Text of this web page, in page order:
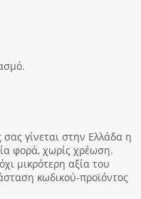
γίνεται στην Ελλάδα η
φορά, χωρίς χρέωση.
μικρότερη αξία του
κωδικού-προϊόντος